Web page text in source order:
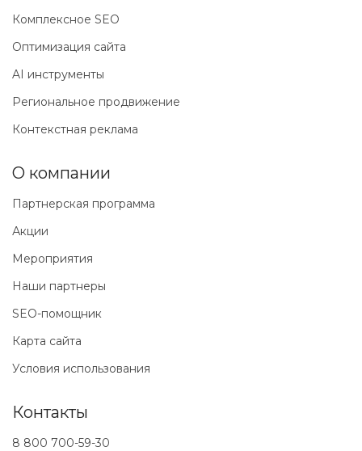
Комплексное SEO
Оптимизация сайта
AI инструменты
Региональное продвижение
Контекстная реклама
О компании
Партнерская программа
Акции
Мероприятия
Наши партнеры
SEO-помощник
Карта сайта
Условия использования
Контакты
8 800 700-59-30